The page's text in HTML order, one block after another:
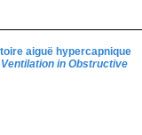
aiguë hypercapnique
in Obstructive